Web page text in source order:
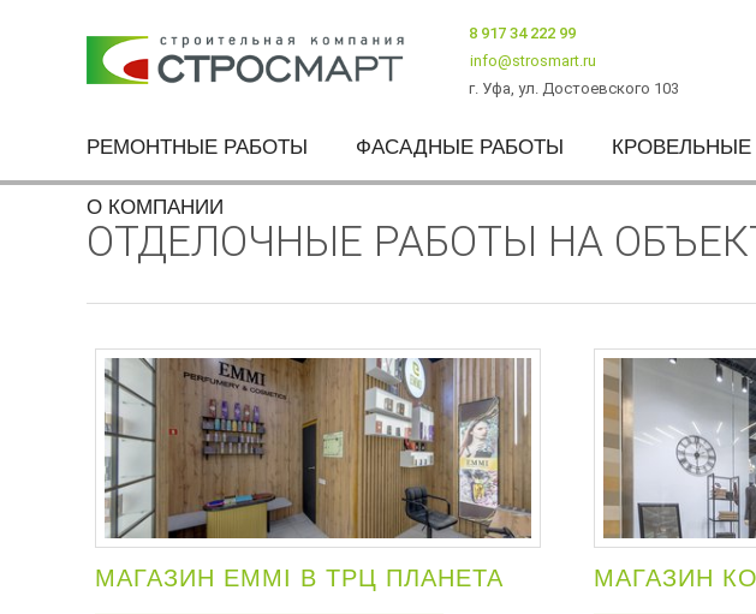
8 917 34 222 99
info@strosmart.ru
г. Уфа ул. Достоевского 103
РЕМОНТНЫЕ РАБОТЫ ФАСАДНЫЕ РАБОТЫ
О КОМПАНИИ
ОТДЕЛОЧНЫЕ РАБОТЫ НА
МАГАЗИН EMMI В ТРЦ ПЛАНЕТА МАГАЗИН